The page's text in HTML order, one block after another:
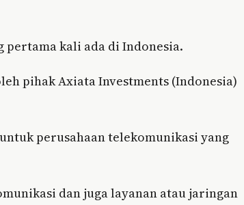
pertama kali ada di Indonesia.
pihak Axiata Investments (Indonesia)
perusahaan telekomunikasi yang
dan juga layanan atau jaringan